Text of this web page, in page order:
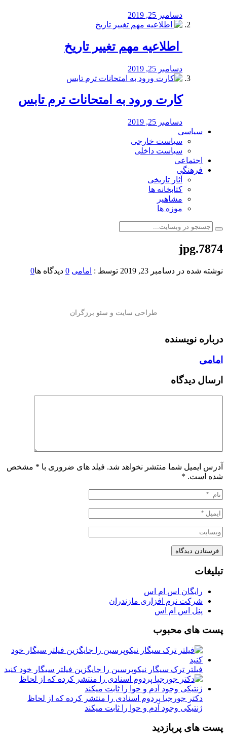
دسامبر 25, 2019
️ اطلاعیه مهم تغییر تاریخ
دسامبر 25, 2019
کارت ورود به امتحانات ترم تابس
دسامبر 25, 2019
سیاسی
سیاست خارجی
سیاست داخلی
اجتماعی
فرهنگی
آثار تاریخی
کتابخانه ها
مشاهیر
موزه ها
7874.jpg
نوشته شده در دسامبر 23, 2019 توسط : امامی 0 دیدگاه ها0
درباره نویسنده
امامی
ارسال دیدگاه
آدرس ایمیل شما منتشر نخواهد شد. فیلد های ضروری با * مشخص
شده است. *
تبلیغات
رایگان اس ام اس
شرکت نرم افزاری مازندران
پنل اس ام اس
پست های محبوب
فیلتر ترک سیگار نیکوپرسین را جایگزین فیلتر سیگار خود کنید
دکتر جورجیا پردوم اسنادی را منتشر کرده که از لحاظ
ژنتیکی وجود آدم و حوا را ثابت میکند
پست های پربازدید